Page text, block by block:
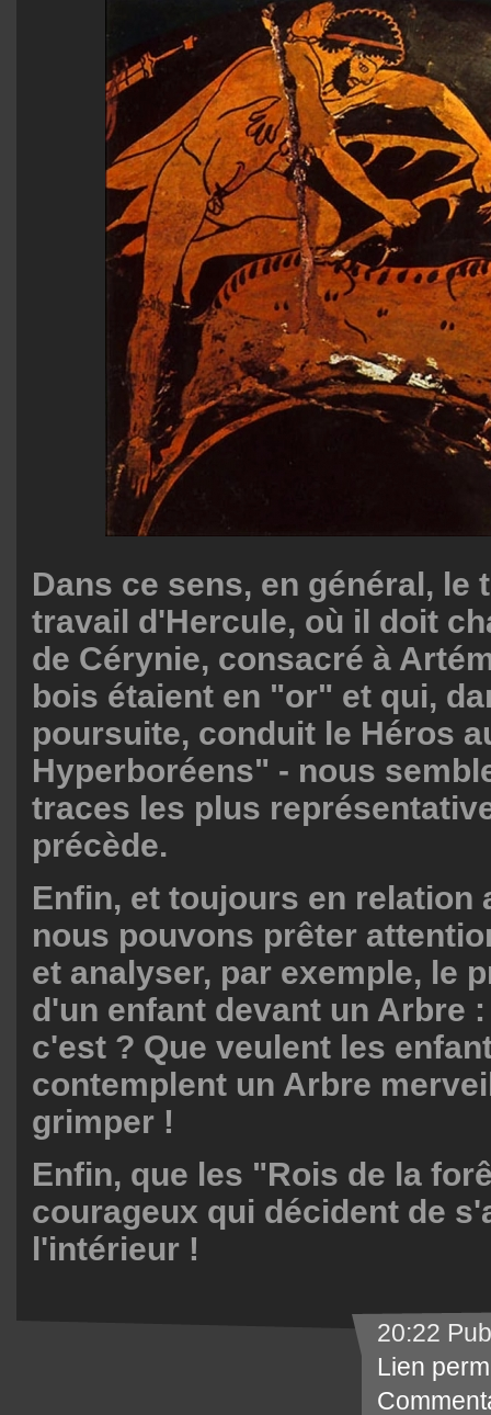
Dans ce sens, en général, le
travail d'Hercule, où il doit
de Cérynie, consacré à
bois étaient en "or" et qui,
poursuite, conduit le Héros
Hyperboréens" - nous
traces les plus
précède.
Enfin, et toujours en relation
nous pouvons prêter
et analyser, par exemple, le
d'un enfant devant un Arbre
c'est ? Que veulent les
contemplent un Arbre
grimper !
Enfin, que les "Rois de la
courageux qui décident de
l'intérieur !
20:22
Lien